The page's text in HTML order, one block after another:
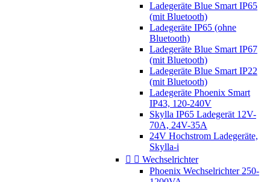
Ladegeräte Blue Smart IP65
(mit Bluetooth)
Ladegeräte IP65 (ohne
Bluetooth)
Ladegeräte Blue Smart IP67
(mit Bluetooth)
Ladegeräte Blue Smart IP22
(mit Bluetooth)
Ladegeräte Phoenix Smart
IP43, 120-240V
Skylla IP65 Ladegerät 12V-
70A, 24V-35A
24V Hochstrom Ladegeräte,
Skylla-i
  Wechselrichter
Phoenix Wechselrichter 250-